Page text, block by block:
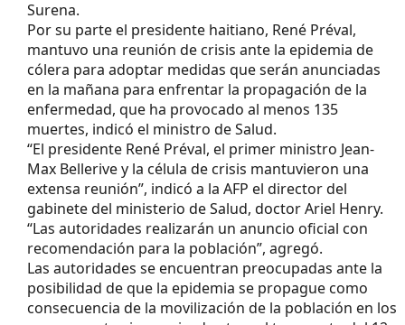
Surena.
Por su parte el presidente haitiano, René Préval,
mantuvo una reunión de crisis ante la epidemia de
cólera para adoptar medidas que serán anunciadas
en la mañana para enfrentar la propagación de la
enfermedad, que ha provocado al menos 135
muertes, indicó el ministro de Salud.
“El presidente René Préval, el primer ministro Jean-
Max Bellerive y la célula de crisis mantuvieron una
extensa reunión”, indicó a la AFP el director del
gabinete del ministerio de Salud, doctor Ariel Henry.
“Las autoridades realizarán un anuncio oficial con
recomendación para la población”, agregó.
Las autoridades se encuentran preocupadas ante la
posibilidad de que la epidemia se propague como
consecuencia de la movilización de la población en los